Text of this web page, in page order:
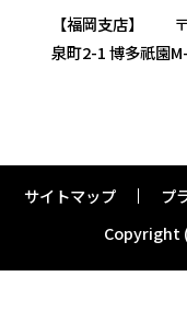
【福岡支店】
泉町2-1 博多祇園
サイトマップ
プ
Copyright